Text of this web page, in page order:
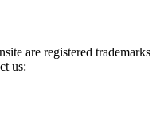
are registered trademarks
us: